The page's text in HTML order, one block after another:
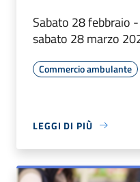
Sabato 28 febbraio
sabato 28 marzo
Commercio ambulante
LEGGI DI PIÙ